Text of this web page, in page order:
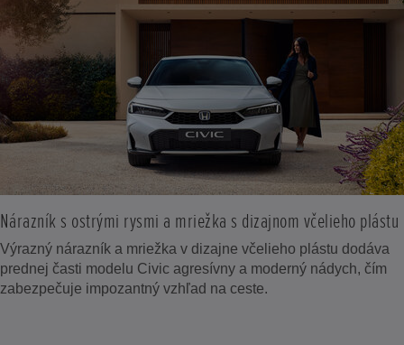
Nárazník s ostrými rysmi a mriežka s dizajnom včelieho plástu
Výrazný nárazník a mriežka v dizajne včelieho plástu dodáva
prednej časti modelu Civic agresívny a moderný nádych, čím
zabezpečuje impozantný vzhľad na ceste.